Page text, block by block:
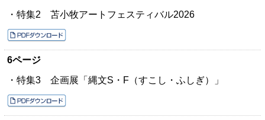
・特集2 苫小牧アートフェスティバル2026
6ページ
・特集3 企画展「縄文S・F（すこし・ふしぎ）」